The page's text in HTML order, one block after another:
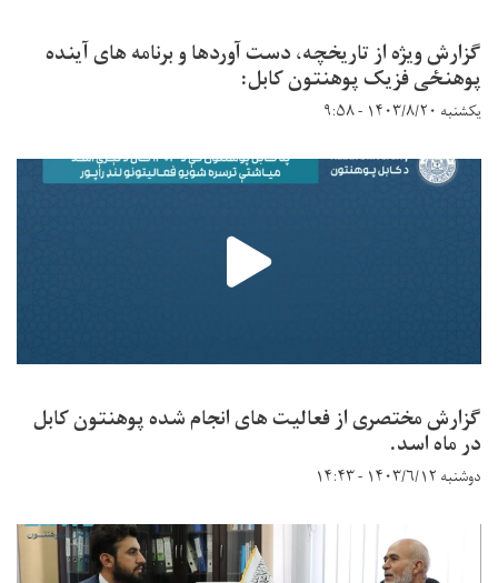
گزارش ویژه از تاریخچه، دست آوردها و برنامه های آینده
پوهنځی فزیک پوهنتون کابل:
یکشنبه ۱۴۰۳/۸/۲۰ - ۹:۵۸
گزارش مختصری از فعالیت های انجام شده پوهنتون کابل
در ماه اسد.
دوشنبه ۱۴۰۳/۶/۱۲ - ۱۴:۴۳